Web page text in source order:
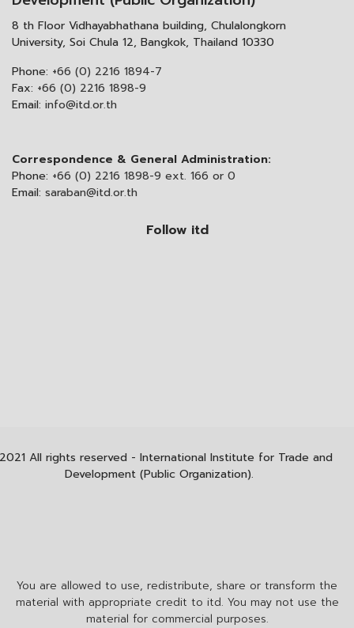
8 th Floor Vidhayabhathana building, Chulalongkorn
University, Soi Chula 12, Bangkok, Thailand 10330
Phone: +66 (0) 2216 1894-7
Fax: +66 (0) 2216 1898-9
Email: info@itd.or.th
Correspondence & General Administration:
Phone: +66 (0) 2216 1898-9 ext. 166 or 0
Email: saraban@itd.or.th
Follow itd
You are allowed to use, redistribute, share or transform the
material with appropriate credit to itd. You may not use the
material for commercial purposes.
All rights reserved - International Institute for Trade and
Development (Public Organization).